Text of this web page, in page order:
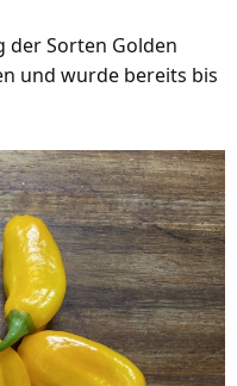
der Sorten Golden
und wurde bereits bis